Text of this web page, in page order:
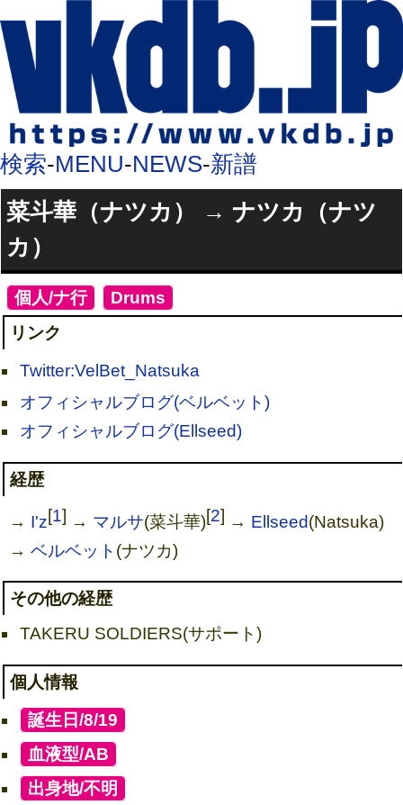
検索-MENU-NEWS-新譜
菜斗華（ナツカ） → ナツカ（ナツ
カ）
個人/ナ行] Drums
リンク
Twitter:VelBet_Natsuka
オフィシャルブログ(ベルベット)
オフィシャルブログ(Ellseed)
経歴
→ I'z[1] → マルサ(菜斗華)[2] → Ellseed(Natsuka)
→ベルベット (ナツカ)
その他の経歴
TAKERU SOLDIERS(サポート)
個人情報
誕生日/8/19
血液型/AB
出身地/不明